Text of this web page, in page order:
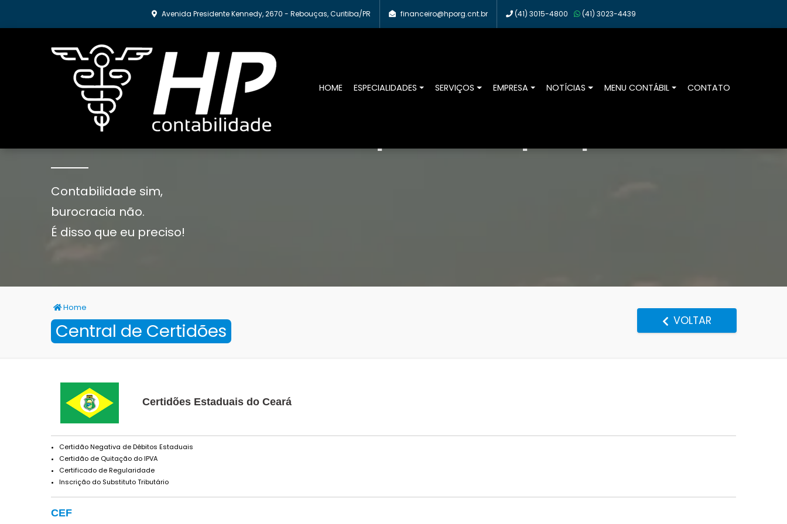
Avenida Presidente Kennedy, 2670 - Rebouças, Curitiba/PR financeiro@hporg.cnt.br (41) 3015-4800 (41) 3023-4439
HOME ESPECIALIDADES SERVIÇOS EMPRESA NOTÍCIAS MENU CONTÁBIL CONTATO
Tenha a contabilidade da sua empresa cuidada por especialistas.
Contabilidade sim,
burocracia não.
É disso que eu preciso!
Home
Central de Certidões VOLTAR
Certidões Estaduais do Ceará
Certidão Negativa de Débitos Estaduais
Certidão de Quitação do IPVA
Certificado de Regularidade
Inscrição do Substituto Tributário
CEF